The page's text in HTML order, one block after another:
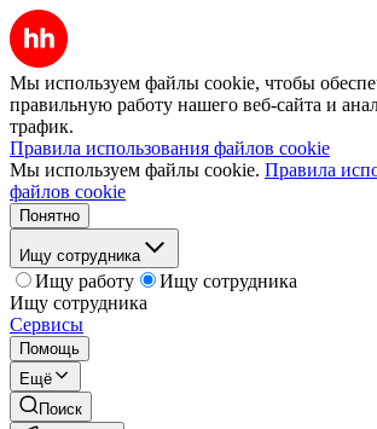
Мы используем файлы cookie, чтобы
правильную работу нашего веб-сайта и
трафик.
Правила использования файлов cookie
Мы используем файлы cookie. Правила
файлов cookie
Понятно
Ищу сотрудника
Ищу работу
Ищу сотрудника
Ищу сотрудника
Сервисы
Помощь
Ещё
Поиск